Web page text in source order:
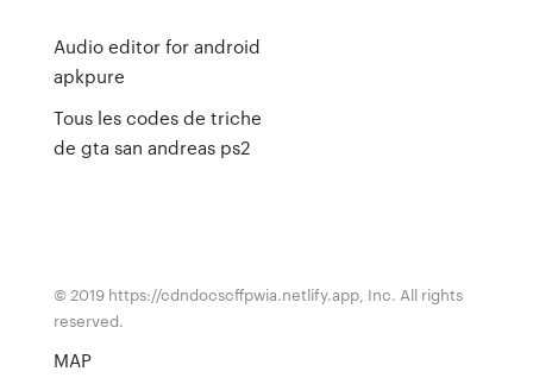
Audio editor for android
apkpure
Tous les codes de triche
de gta san andreas ps2
© 2019 https://cdndocscffpwia.netlify.app, Inc. All rights
reserved.
MAP